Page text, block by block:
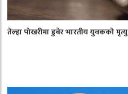
तेल्हा पोखरीमा डुबेर भारतीय युवकको मृत्यु